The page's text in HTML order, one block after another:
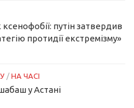
путін затвердив
протидії екстремізму»
/ НА ЧАСІ
у Астані